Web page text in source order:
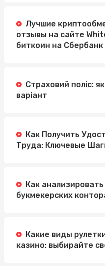
Лучшие
отзывы на сайте
биткоин на Сбербанк
Страховий поліс:
варіант
Как Получить
Труда: Ключевые
Как
букмекерских
Какие виды
казино: выбирайте